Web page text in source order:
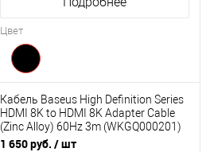
Цвет
Кабель Baseus High Definition Series
HDMI 8K to HDMI 8K Adapter Cable
(Zinc Alloy) 60Hz 3m (WKGQ000201)
1 650 руб. / шт